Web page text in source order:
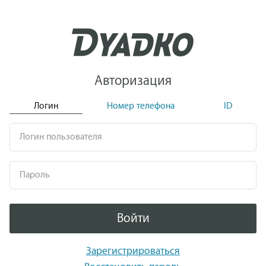
Авторизация
Логин Номер телефона ID
Логин пользователя
Пароль
Войти
Зарегистрироваться